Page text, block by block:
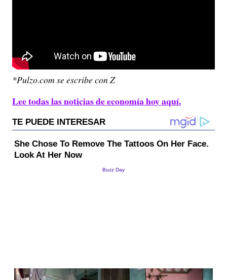
*Pulzo.com se escribe con Z
Lee todas las noticias de economía hoy aquí.